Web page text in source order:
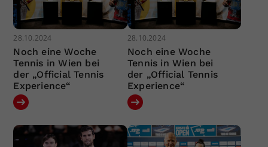
28.10.2024
Noch eine Woche
Tennis in Wien bei
der „Official Tennis
Experience“
28.10.2024
Noch eine Woche
Tennis in Wien bei
der „Official Tennis
Experience“